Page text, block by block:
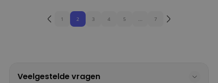
1 2 3 4 5 ... 7
Veelgestelde vragen